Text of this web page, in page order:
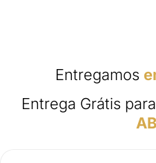
Entregamos
Entrega Grátis para